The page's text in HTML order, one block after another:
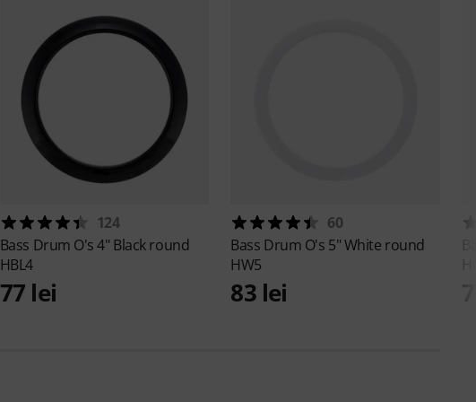
124
Bass Drum O's4" Black round
HBL4
77 lei
60
Bass Drum O's 5" White round
HW5
83 lei